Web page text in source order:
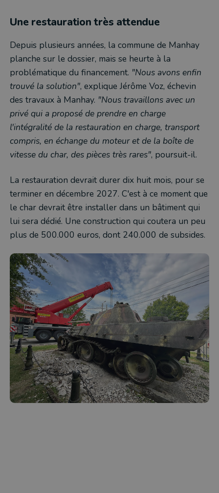
Une restauration très attendue
Depuis plusieurs années, la commune de Manhay
planche sur le dossier, mais se heurte à la
problématique du financement. "Nous avons enfin
trouvé la solution", explique Jérôme Voz, échevin
des travaux à Manhay. "Nous travaillons avec un
privé qui a proposé de prendre en charge
l'intégralité de la restauration en charge, transport
compris, en échange du moteur et de la boîte de
vitesse du char, des pièces très rares", poursuit-il.
La restauration devrait durer dix huit mois, pour se
terminer en décembre 2027. C'est à ce moment que
le char devrait être installer dans un bâtiment qui
lui sera dédié. Une construction qui coutera un peu
plus de 500.000 euros, dont 240.000 de subsides.